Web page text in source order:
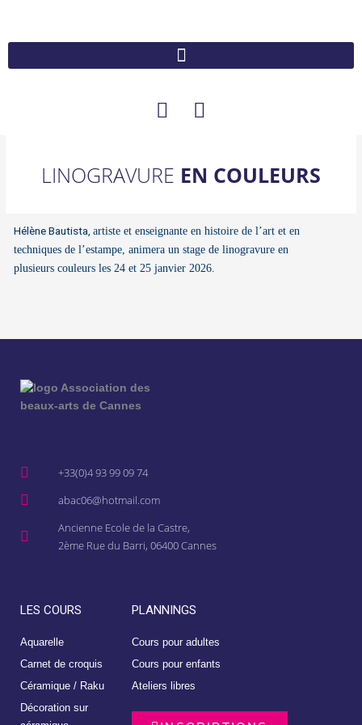
contenu
F
a
e
b
o
k
I
n
t
a
r
a
m
LINOGRAVURE EN COULEURS
Hélène Bautista,artiste et enseignante en histoire de l’art et en
techniques de l’estampe, animera un stage de linogravure en
plusieurs couleurs les 24 et 25 janvier 2026.
+33(0)4 93 99 09 74
abac06@hotmail.com
Ancienne Ecole de la Castre,
2ème Rue du Barri, 06400 Cannes
LES COURS
Aquarelle
Carnet de croquis
Céramique / Raku
Décoration sur
PLANNINGS
Cours pour adultes
Cours pour enfants
Ateliers libres